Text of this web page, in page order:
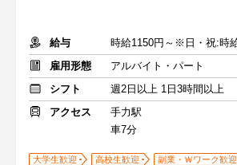
給与
雇用形態
アルバイト・パート
シフト
週2日以上 1日3時間以上
アクセス
手力駅
車7分
大学生歓迎 高校生歓迎
副業・Ｗワーク歓迎